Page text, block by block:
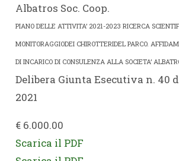
Albatros Soc. Coop.
PIANO DELLE ATTIVITA’ 2021-2023 RICERCA
MONITORAGGIODEI CHIROTTERIDEL PARCO.
DI INCARICO DI CONSULENZA ALLA SOCIETA’
Delibera Giunta Esecutiva n. 40
2021
€ 6.000.00
Scarica il PDF